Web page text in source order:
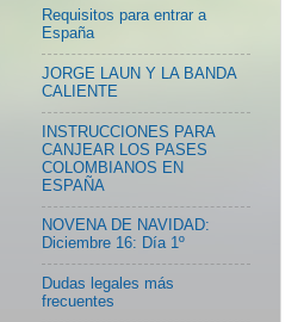
Requisitos para entrar a
España
JORGE LAUN Y LA BANDA
CALIENTE
INSTRUCCIONES PARA
CANJEAR LOS PASES
COLOMBIANOS EN
ESPAÑA
NOVENA DE NAVIDAD:
Diciembre 16: Día 1º
Dudas legales más
frecuentes